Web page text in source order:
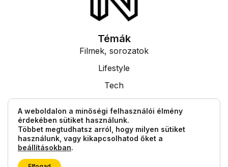
Témák
Filmek, sorozatok
Lifestyle
Tech
Egyéb információk
Impresszum
Általános Szerződési Feltételek
A weboldalon a minőségi felhasználói élmény
érdekében sütiket használunk.
Többet megtudhatsz arról, hogy milyen sütiket
használunk, vagy kikapcsolhatod őket a
beállításokban.